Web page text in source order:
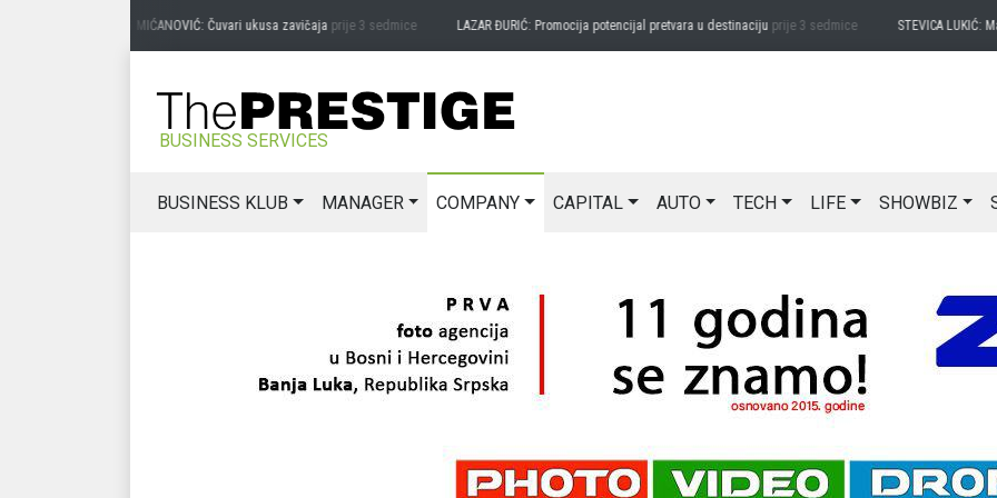
PREDRAG MIĆANOVIĆ: Čuvari ukusa zavičajaprije 3 sedmice LAZAR ĐURIĆ: Promocija potencijal pretvara u destinacijuprije 3 sedmice STEVICA LUKIĆ:
BUSINESS SERVICES
BUSINESS KLUB MANAGER COMPANY CAPITAL AUTO TECH LIFE SHOWBIZ